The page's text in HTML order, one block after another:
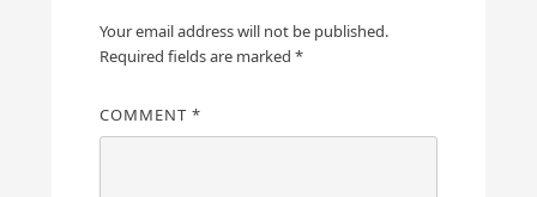
Your email address will not be published.
Required fields are marked *
COMMENT *